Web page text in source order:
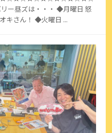
昼ズは・・・ ◆月曜日 怒
キさん！ ◆火曜日 ...